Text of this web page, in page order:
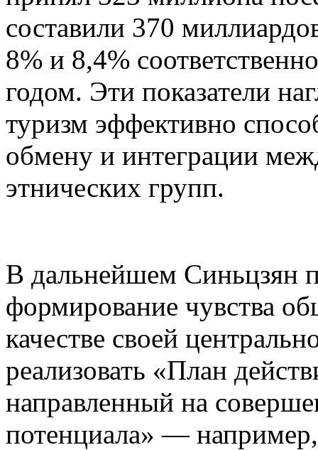
составили 370
8% и 8,4%
годом. Эти показатели
туризм эффективно
обмену и интеграции
этнических групп.
В дальнейшем Синьцзян
формирование чувства
качестве своей
реализовать «План
направленный на
потенциала» — например,